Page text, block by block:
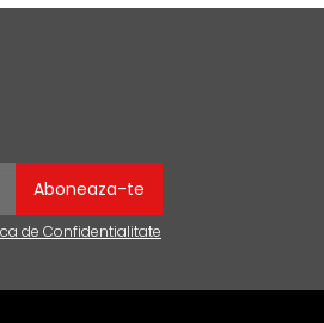
de Confidentialitate